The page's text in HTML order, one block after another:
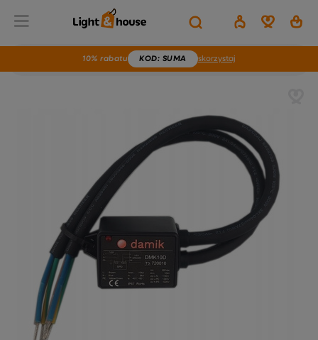
10% rabatu KOD: SUMA skorzystaj